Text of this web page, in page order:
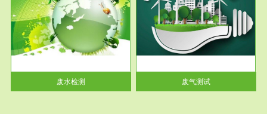
废水检测
废气测试
检测范围工业废气检测包括有机
废气和无机废气。有机废气主要
包括...
废气测试